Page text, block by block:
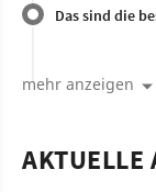
Das sind die
mehr anzeigen
AKTUELLE